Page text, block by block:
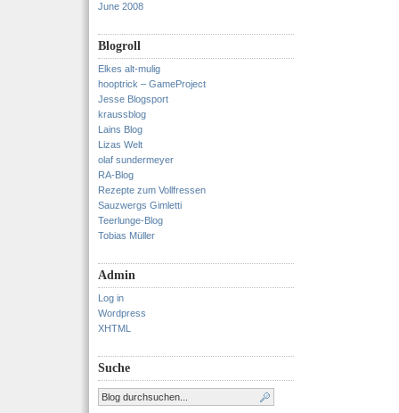
June 2008
Blogroll
Elkes alt-mulig
hooptrick – GameProject
Jesse Blogsport
kraussblog
Lains Blog
Lizas Welt
olaf sundermeyer
RA-Blog
Rezepte zum Vollfressen
Sauzwergs Gimletti
Teerlunge-Blog
Tobias Müller
Admin
Log in
Wordpress
XHTML
Suche